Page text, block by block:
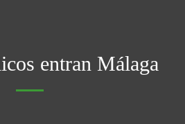
entran Málaga